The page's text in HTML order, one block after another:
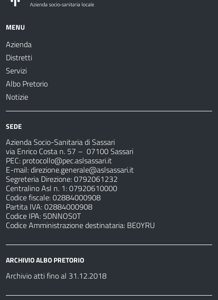
MENU
Azienda
Distretti
Servizi
Albo Pretorio
Notizie
SEDE
Azienda Socio-Sanitaria di Sassari
via Enrico Costa n. 57 – 07100 Sassari
PEC: protocollo@pec.aslsassari.it
E-mail:direzione.generale@aslsassari.it
Segreteria Direzione: 0792061232
Centralino Asl n. 1: 07920610000
Codice fiscale: 02884000908
Partita IVA: 02884000908
Codice IPA: 5DNNOS0T
Codice Amministrazione destinataria: BE0YRU
ARCHIVIO ALBO PRETORIO
Archivio atti fino al 31.12.2018